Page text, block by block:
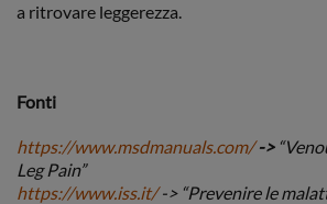
a ritrovare leggerezza.
Fonti
https://www.msdmanuals.com/ ->
Leg Pain”
https://www.iss.it/ ->“Prevenire le